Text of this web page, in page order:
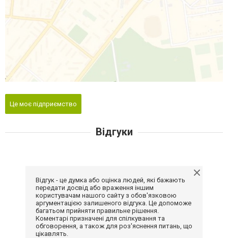
Це моє підприємство
Відгуки
Відгук - це думка або оцінка людей, які бажають
передати досвід або враження іншим
користувачам нашого сайту з обов'язковою
аргументацією залишеного відгука. Це допоможе
багатьом прийняти правильне рішення.
Коментарі призначені для спілкування та
обговорення, а також для роз'яснення питань, що
цікавлять.